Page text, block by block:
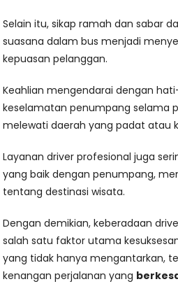
Selain itu, sikap ramah dan sabar
suasana dalam bus menjadi
kepuasan pelanggan.
Keahlian mengendarai dengan
keselamatan penumpang selama
melewati daerah yang padat atau
Layanan driver profesional juga
yang baik dengan penumpang,
tentang destinasi wisata.
Dengan demikian, keberadaan
salah satu faktor utama
yang tidak hanya mengantarkan,
kenangan perjalanan yang